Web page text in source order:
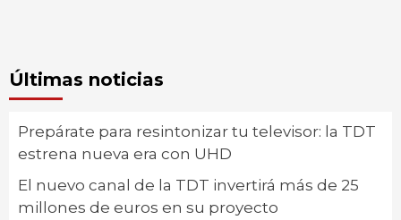
Últimas noticias
Prepárate para resintonizar tu televisor: la TDT
estrena nueva era con UHD
El nuevo canal de la TDT invertirá más de 25
millones de euros en su proyecto